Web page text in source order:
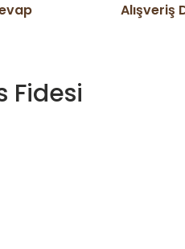
Alışveriş
Fidesi